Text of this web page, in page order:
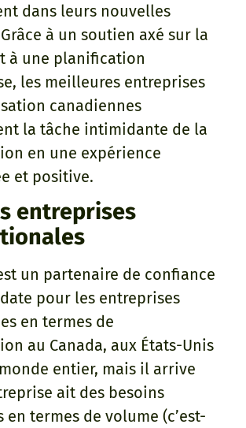
dans leurs nouvelles
à un soutien axé sur la
à une planification
les meilleures entreprises
canadiennes
la tâche intimidante de la
en une expérience
et positive.
entreprises
un partenaire de confiance
pour les entreprises
en termes de
au Canada, aux États-Unis
entier, mais il arrive
ait des besoins
termes de volume (c’est-